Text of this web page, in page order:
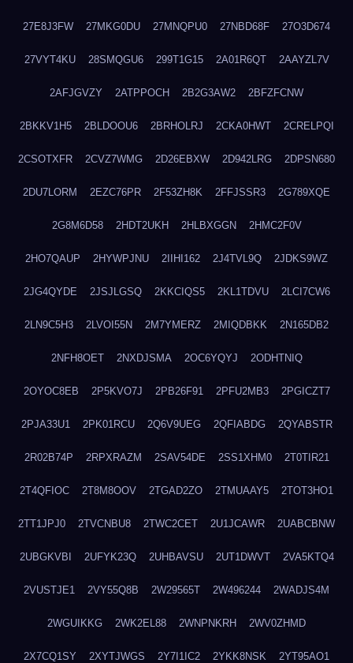
27E8J3FW 27MKG0DU 27MNQPU0 27NBD68F 27O3D674
27VYT4KU 28SMQGU6 299T1G15 2A01R6QT 2AAYZL7V
2AFJGVZY 2ATPPOCH 2B2G3AW2 2BFZFCNW
2BKKV1H5 2BLDOOU6 2BRHOLRJ 2CKA0HWT 2CRELPQI
2CSOTXFR 2CVZ7WMG 2D26EBXW 2D942LRG 2DPSN680
2DU7LORM 2EZC76PR 2F53ZH8K 2FFJSSR3 2G789XQE
2G8M6D58 2HDT2UKH 2HLBXGGN 2HMC2F0V
2HO7QAUP 2HYWPJNU 2IIHI162 2J4TVL9Q 2JDKS9WZ
2JG4QYDE 2JSJLGSQ 2KKCIQS5 2KL1TDVU 2LCI7CW6
2LN9C5H3 2LVOI55N 2M7YMERZ 2MIQDBKK 2N165DB2
2NFH8OET 2NXDJSMA 2OC6YQYJ 2ODHTNIQ
2OYOC8EB 2P5KVO7J 2PB26F91 2PFU2MB3 2PGICZT7
2PJA33U1 2PK01RCU 2Q6V9UEG 2QFIABDG 2QYABSTR
2R02B74P 2RPXRAZM 2SAV54DE 2SS1XHM0 2T0TIR21
2T4QFIOC 2T8M8OOV 2TGAD2ZO 2TMUAAY5 2TOT3HO1
2TT1JPJ0 2TVCNBU8 2TWC2CET 2U1JCAWR 2UABCBNW
2UBGKVBI 2UFYK23Q 2UHBAVSU 2UT1DWVT 2VA5KTQ4
2VUSTJE1 2VY55Q8B 2W29565T 2W496244 2WADJS4M
2WGUIKKG 2WK2EL88 2WNPNKRH 2WV0ZHMD
2X7CQ1SY 2XYTJWGS 2Y7I1IC2 2YKK8NSK 2YT95AO1